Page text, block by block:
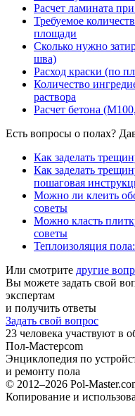
Расчет ламината
Требуемое
площади
Сколько нужно
шва)
Расход краски (по
Количество
раствора
Расчет бетона
Есть вопросы о полах?
Как заделать
Как заделать
пошаговая
Можно ли клеить
советы
Можно класть
советы
Теплоизоляция
Или смотрите другие
Вы можете задать свой
экспертам
и получить ответы
Задать свой вопрос
23 человека участвуют в
Пол-Мастерcom
Энциклопедия по
и ремонту пола
© 2012–2026 Pol-
Копирование и